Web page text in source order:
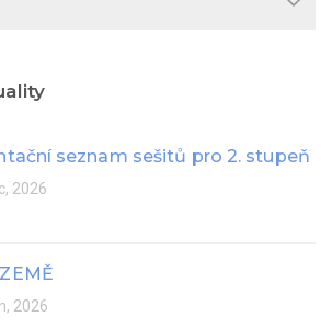
seznam sešitů pro 2. stupeň
2026
2026